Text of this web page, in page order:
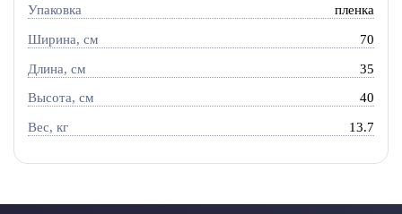
Упаковка пленка
Ширина, см 70
Длина, см 35
Высота, см 40
Вес, кг 13.7